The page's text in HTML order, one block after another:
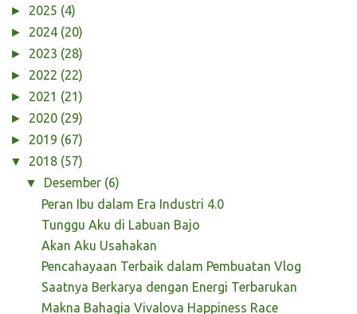
► 2025 (4)
► 2024 (20)
► 2023 (28)
► 2022 (22)
► 2021 (21)
► 2020 (29)
► 2019 (67)
▼ 2018 (57)
▼ Desember (6)
Peran Ibu dalam Era Industri 4.0
Tunggu Aku di Labuan Bajo
Akan Aku Usahakan
Pencahayaan Terbaik dalam Pembuatan Vlog
Saatnya Berkarya dengan Energi Terbarukan
Makna Bahagia Vivalova Happiness Race